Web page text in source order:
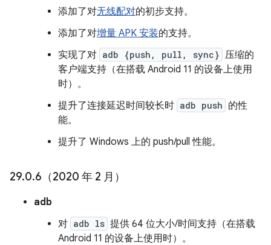
添加了对无线配对的初步支持。
添加了对增量 APK 安装的支持。
实现了对 adb {push, pull, sync} 压缩的
客户端支持（在搭载 Android 11 的设备上使用
时）。
提升了连接延迟时间较长时 adb push 的性
能。
提升了 Windows 上的 push/pull 性能。
29.0.6（2020 年 2 月）
adb
对 adb ls 提供 64 位大小/时间支持（在搭载
Android 11 的设备上使用时）。